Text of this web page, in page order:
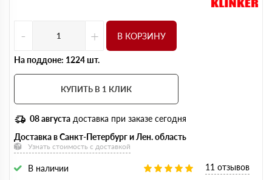
- + В КОРЗИНУ
На поддоне: 1224 шт.
КУПИТЬ В 1 КЛИК
08 августа доставка при заказе сегодня
Доставка в Санкт-Петербург и Лен. область
Узнать стоимость с доставкой
В наличии 11 отзывов